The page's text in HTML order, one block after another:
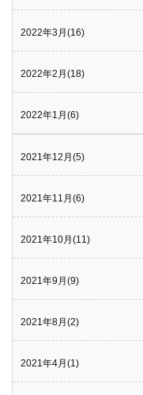
2022年3月(16)
2022年2月(18)
2022年1月(6)
2021年12月(5)
2021年11月(6)
2021年10月(11)
2021年9月(9)
2021年8月(2)
2021年4月(1)